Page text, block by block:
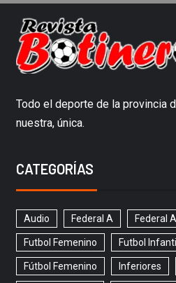
Todo el deporte de la provincia
nuestra, única.
CATEGORÍAS
Audio Federal A Federal
Futbol Femenino Futbol Infantil
Fútbol Femenino Inferiores